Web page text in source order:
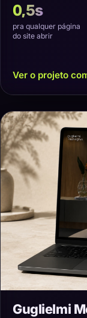
0,5s
pra qualquer página
do site abrir
Ver o projeto
Guglielmi